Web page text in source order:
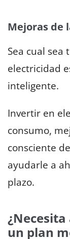
Mejoras de
Sea cual
electricidad
inteligente.
Invertir en
consumo,
consciente
ayudarle a
plazo.
un plan